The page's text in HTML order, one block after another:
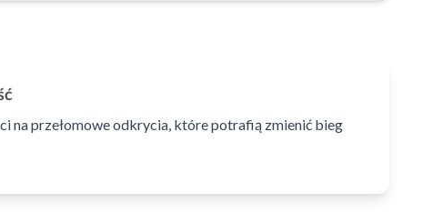
na przełomowe odkrycia, które potrafią zmienić bieg